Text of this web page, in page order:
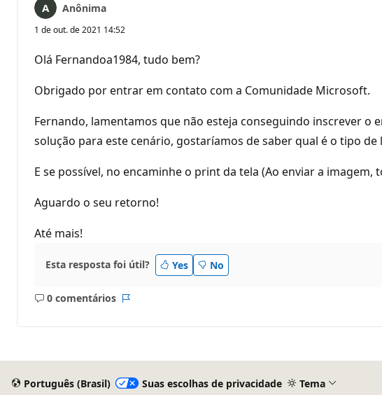
Anônima
1 de out. de 2021 14:52
Olá Fernandoa1984, tudo bem?
Obrigado por entrar em contato com a Comunidade Microsoft.
Fernando, lamentamos que não esteja conseguindo inscrever
solução para este cenário, gostaríamos de saber qual é o tipo
E se possível, no encaminhe o print da tela (Ao enviar a
Aguardo o seu retorno!
Até mais!
Esta resposta foi útil? Yes No
0 comentários
Sem
Português (Brasil) Suas escolhas de privacidade Tema